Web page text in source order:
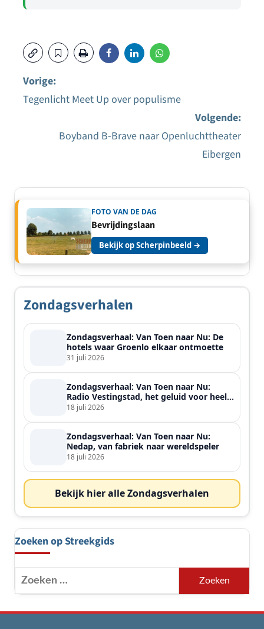
Bericht
navigatie
Vorige:
Tegenlicht Meet Up over populisme
Volgende:
Boyband B-Brave naar Openluchttheater
Eibergen
FOTO VAN DE DAG
Bevrijdingslaan
Bekijk op Scherpinbeeld →
Zondagsverhalen
Zondagsverhaal: Van Toen naar Nu: De
hotels waar Groenlo elkaar ontmoette
31 juli 2026
Zondagsverhaal: Van Toen naar Nu:
Radio Vestingstad, het geluid voor heel
de streek
18 juli 2026
Zondagsverhaal: Van Toen naar Nu:
Nedap, van fabriek naar wereldspeler
18 juli 2026
Bekijk hier alle Zondagsverhalen
Zoeken op Streekgids
Zoeken
naar: